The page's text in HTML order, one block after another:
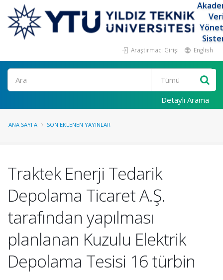
Araştırmacı Girişi English
Ara
Detaylı Arama
ANA SAYFA SON EKLENEN YAYINLAR
Traktek Enerji Tedarik
Depolama Ticaret A.Ş.
tarafından yapılması
planlanan Kuzulu Elektrik
Depolama Tesisi 16 türbin